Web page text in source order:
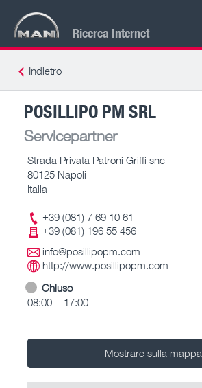
Ricerca Internet
Indietro
POSILLIPO PM SRL
Servicepartner
Strada Privata Patroni Griffi snc
80125 Napoli
Italia
+39 (081) 7 69 10 61
+39 (081) 196 55 456
info@posillipopm.com
http://www.posillipopm.com
Chiuso
08:00 – 17:00
Mostrare sulla mappa